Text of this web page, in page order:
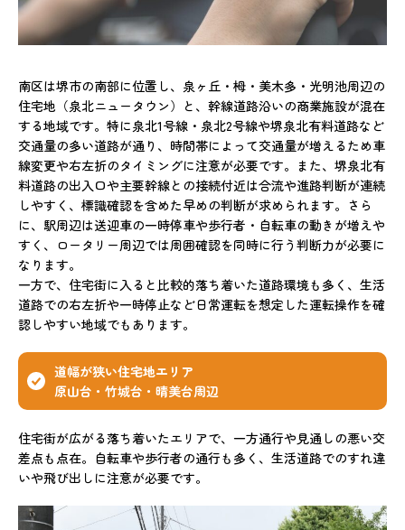
南区は堺市の南部に位置し、泉ヶ丘・栂・美木多・光明池周辺の
住宅地（泉北ニュータウン）と、幹線道路沿いの商業施設が混在
する地域です。特に泉北1号線・泉北2号線や堺泉北有料道路など
交通量の多い道路が通り、時間帯によって交通量が増えるため車
線変更や右左折のタイミングに注意が必要です。また、堺泉北有
料道路の出入口や主要幹線との接続付近は合流や進路判断が連続
しやすく、標識確認を含めた早めの判断が求められます。さら
に、駅周辺は送迎車の一時停車や歩行者・自転車の動きが増えや
すく、ロータリー周辺では周囲確認を同時に行う判断力が必要に
なります。
一方で、住宅街に入ると比較的落ち着いた道路環境も多く、生活
道路での右左折や一時停止など日常運転を想定した運転操作を確
認しやすい地域でもあります。
道幅が狭い住宅地エリア
原山台・竹城台・晴美台周辺
住宅街が広がる落ち着いたエリアで、一方通行や見通しの悪い交
差点も点在。自転車や歩行者の通行も多く、生活道路でのすれ違
いや飛び出しに注意が必要です。